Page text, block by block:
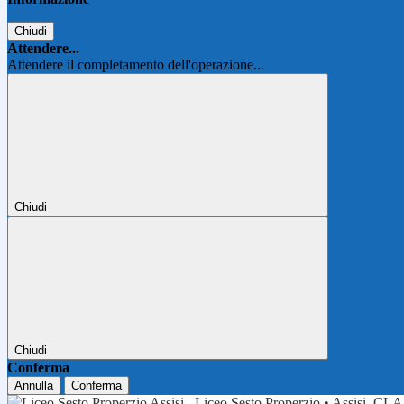
Chiudi
Attendere...
Attendere il completamento dell'operazione...
Chiudi
Chiudi
Conferma
Annulla Conferma